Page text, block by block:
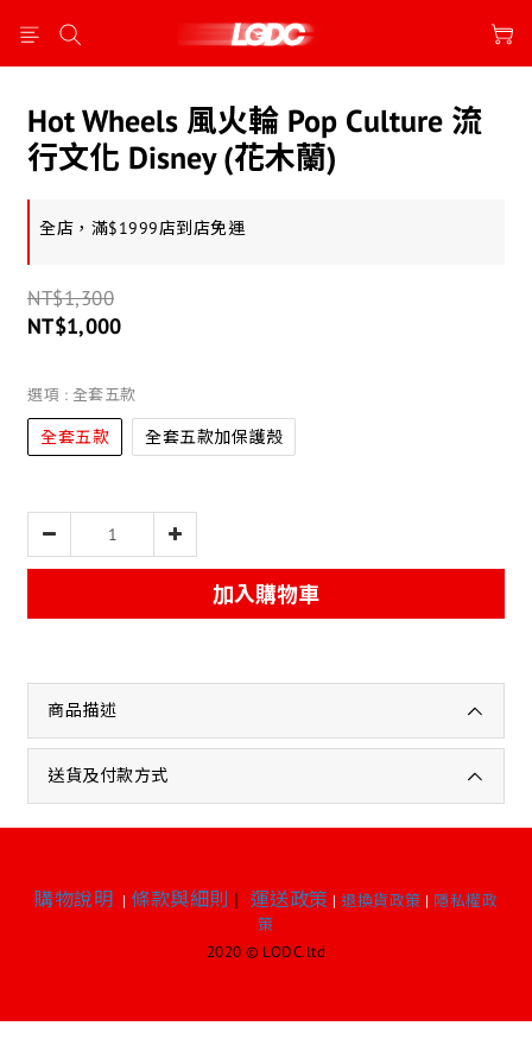
Hot Wheels 風火輪 Pop Culture 流
行文化 Disney (花木蘭)
全店，滿$1999店到店免運
NT$1,300
NT$1,000
選項 : 全套五款
全套五款 全套五款加保護殼
加入購物車
商品描述
送貨及付款方式
購物說明 | 條款與細則 | 運送政策 | 退換貨政策 | 隱私權政
策
2020 © LODC.ltd